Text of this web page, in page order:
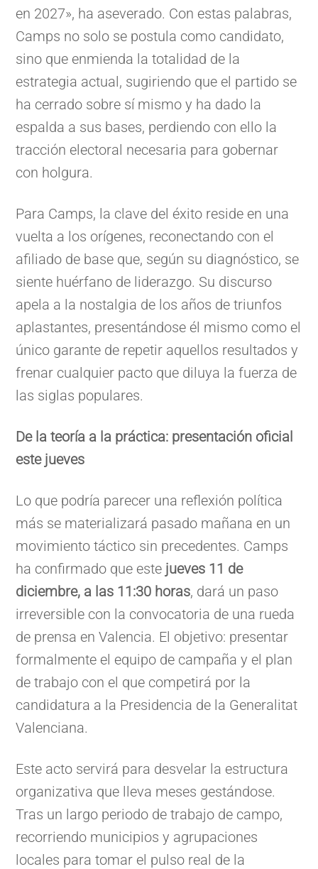
en 2027», ha aseverado. Con estas palabras,
Camps no solo se postula como candidato,
sino que enmienda la totalidad de la
estrategia actual, sugiriendo que el partido se
ha cerrado sobre sí mismo y ha dado la
espalda a sus bases, perdiendo con ello la
tracción electoral necesaria para gobernar
con holgura.
Para Camps, la clave del éxito reside en una
vuelta a los orígenes, reconectando con el
afiliado de base que, según su diagnóstico, se
siente huérfano de liderazgo. Su discurso
apela a la nostalgia de los años de triunfos
aplastantes, presentándose él mismo como el
único garante de repetir aquellos resultados y
frenar cualquier pacto que diluya la fuerza de
las siglas populares.
De la teoría a la práctica: presentación oficial
este jueves
Lo que podría parecer una reflexión política
más se materializará pasado mañana en un
movimiento táctico sin precedentes. Camps
ha confirmado que este jueves 11 de
diciembre, a las 11:30 horas, dará un paso
irreversible con la convocatoria de una rueda
de prensa en Valencia. El objetivo: presentar
formalmente el equipo de campaña y el plan
de trabajo con el que competirá por la
candidatura a la Presidencia de la Generalitat
Valenciana.
Este acto servirá para desvelar la estructura
organizativa que lleva meses gestándose.
Tras un largo periodo de trabajo de campo,
recorriendo municipios y agrupaciones
locales para tomar el pulso real de la